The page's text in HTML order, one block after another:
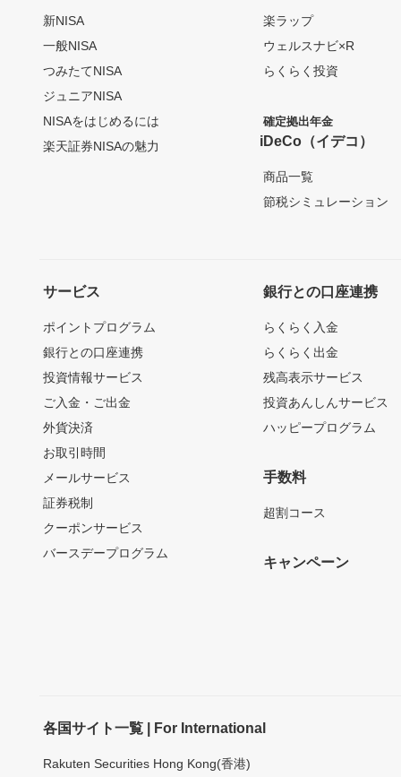
新NISA
一般NISA
つみたてNISA
ジュニアNISA
NISAをはじめるには
楽天証券NISAの魅力
楽ラップ
ウェルスナビ×R
らくらく投資
確定拠出年金
iDeCo（イデコ）
商品一覧
節税シミュレーション
サービス
ポイントプログラム
銀行との口座連携
投資情報サービス
ご入金・ご出金
外貨決済
お取引時間
メールサービス
証券税制
クーポンサービス
バースデープログラム
銀行との口座連携
らくらく入金
らくらく出金
残高表示サービス
投資あんしんサービス
ハッピープログラム
手数料
超割コース
キャンペーン
各国サイト一覧 | For International
Rakuten Securities Hong Kong(香港)